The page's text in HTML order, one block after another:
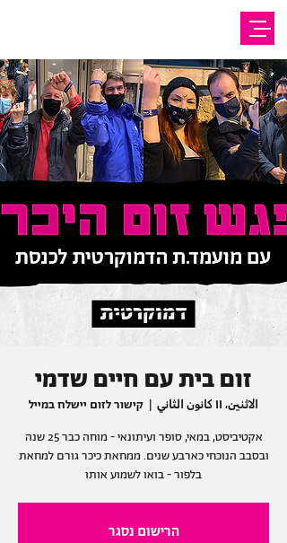
זום בית עם חיים שדמי
الاثنين، ١١ كانون الثاني
  |
קישור לזום יישלח במייל
אקטיביסט, במאי, סופר ועיתונאי - מוחה כבר 25 שנה
ובסבב הנוכחי כארבע שנים. ממחאת כיכר גורם למחאת
בלפור - בואו לשמוע אותו
הרישום נסגר